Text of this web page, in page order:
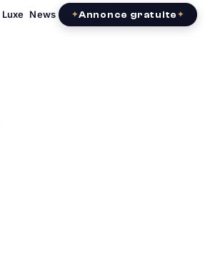
Luxe News Annonce gratuite